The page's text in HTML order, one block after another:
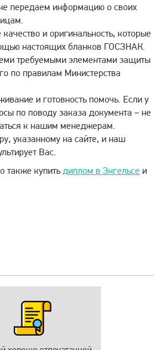
передаем информацию о своих
качество и оригинальность, которые
настоящих бланков ГОСЗНАК.
требуемыми элементами защиты
по правилам Министерства
и готовность помочь. Если у
по поводу заказа документа – не
к нашим менеджерам.
указанному на сайте, и наш
Вас.
также купитьдиплом в Энгельсе и